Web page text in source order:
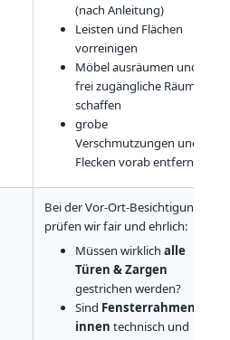
(nach Anleitung)
Leisten und Flächen
vorreinigen
Möbel ausräumen und
frei zugängliche Räume
schaffen
grobe
Verschmutzungen und
Flecken vorab entfernen
Bei der Vor-Ort-Besichtigung
prüfen wir fair und ehrlich:
Müssen wirklich alle
Türen & Zargen
gestrichen werden?
Sind Fensterrahmen
innen technisch und